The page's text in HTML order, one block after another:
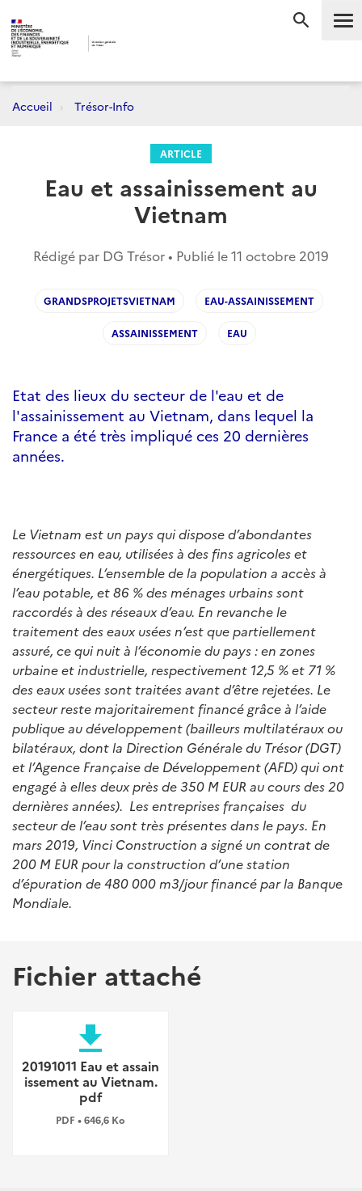
Accueil Trésor-Info
ARTICLE
Eau et assainissement au
Vietnam
Rédigé par DG Trésor • Publié le11 octobre 2019
GRANDSPROJETSVIETNAM EAU-ASSAINISSEMENT
ASSAINISSEMENT EAU
Etat des lieux du secteur de l'eau et de
l'assainissement au Vietnam, dans lequel la
France a été très impliqué ces 20 dernières
années.
Le Vietnam est un pays qui dispose d’abondantes
ressources en eau, utilisées à des fins agricoles et
énergétiques. L’ensemble de la population a accès à
l’eau potable, et 86 % des ménages urbains sont
raccordés à des réseaux d’eau. En revanche le
traitement des eaux usées n’est que partiellement
assuré, ce qui nuit à l’économie du pays : en zones
urbaine et industrielle, respectivement 12,5 % et 71 %
des eaux usées sont traitées avant d’être rejetées. Le
secteur reste majoritairement financé grâce à l’aide
publique au développement (bailleurs multilatéraux ou
bilatéraux, dont la Direction Générale du Trésor (DGT)
et l’Agence Française de Développement (AFD) qui ont
engagé à elles deux près de 350 M EUR au cours des 20
dernières années). Les entreprises françaises du
secteur de l’eau sont très présentes dans le pays. En
mars 2019, Vinci Construction a signé un contrat de
200 M EUR pour la construction d’une station
d’épuration de 480 000 m3/jour financé par la Banque
Mondiale.
Fichier attaché
file_download
20191011 Eau et assain
issement au Vietnam.
pdf
PDF • 646,6 Ko